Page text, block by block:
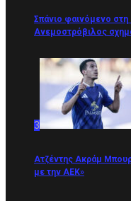
Σπάνιο φαινόμενο
Ανεμοστρόβιλος
3
Ατζέντης Ακράμ
με την ΑΕΚ»